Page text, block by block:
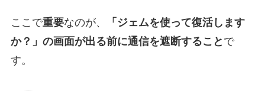
ここで重要なのが、
「ジェムを使って復活します
か？」の画面が出る前に通信を遮断すること で
す。